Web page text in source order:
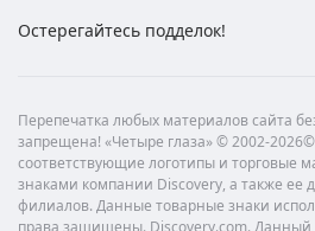
Остерегайтесь подделок!
Перепечатка любых материалов сайта
запрещена! «Четыре глаза» © 2002-
соответствующие логотипы и торговые
знаками компании Discovery, а также ее
филиалов. Данные товарные знаки
права защищены. Discovery.com. Данный